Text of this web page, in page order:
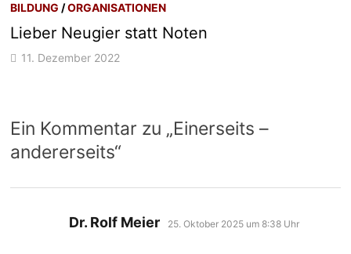
BILDUNG /ORGANISATIONEN
Lieber Neugier statt Noten
11. Dezember 2022
Ein Kommentar zu „Einerseits –
andererseits“
Dr. Rolf Meier sagt:
25. Oktober 2025 um 8:38 Uhr